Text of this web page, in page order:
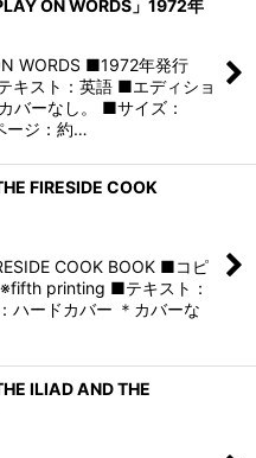
ON WORDS」1972年
WORDS ■1972年発行
キスト：英語 ■エディショ
バーなし。 ■サイズ：
ージ：約…
FIRESIDE COOK
COOK BOOK ■コピ
printing ■テキスト：
ハードカバー ＊カバーな
ILIAD AND THE